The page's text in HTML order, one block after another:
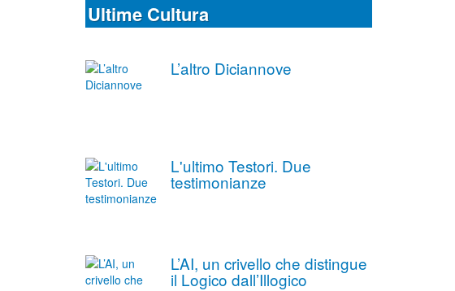
Ultime Cultura
L’altro Diciannove
L'ultimo Testori. Due
testimonianze
L’AI, un crivello che distingue
il Logico dall’Illogico